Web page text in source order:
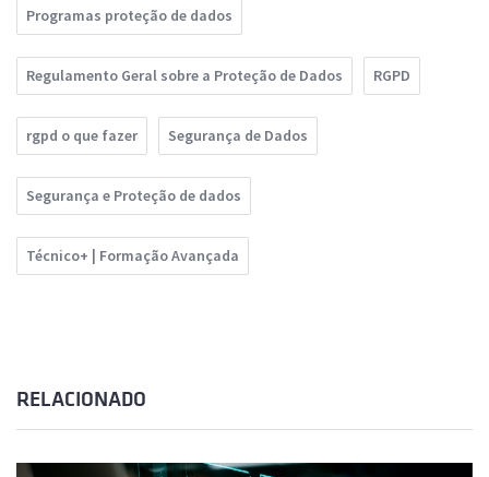
Programas proteção de dados
Regulamento Geral sobre a Proteção de Dados RGPD
rgpd o que fazer Segurança de Dados
Segurança e Proteção de dados
Técnico+ | Formação Avançada
RELACIONADO